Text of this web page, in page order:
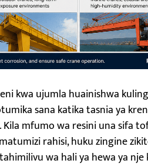
kwa ujumla huainishwa
sana katika tasnia ya
mfumo wa resini una sifa
rahisi, huku zingine
wa hali ya hewa ya